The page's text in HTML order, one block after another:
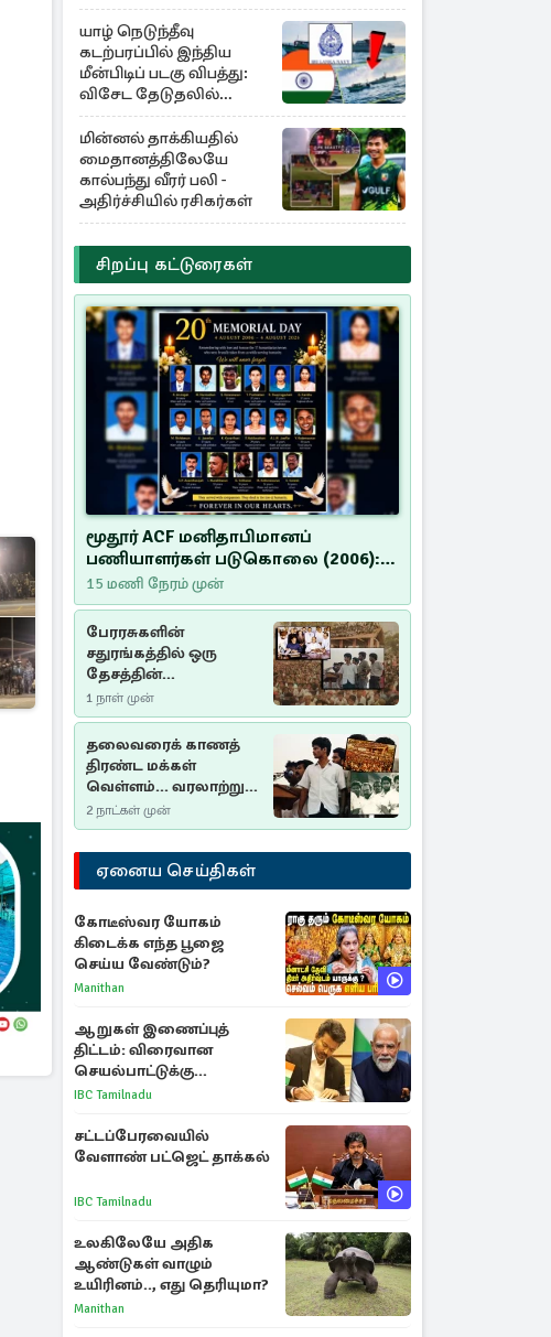
யாழ் நெடுந்தீவு
கடற்பரப்பில் இந்திய
மீன்பிடிப் படகு விபத்து:
விசேட தேடுதலில்
இலங்கை கடற்படை
மின்னல் தாக்கியதில்
மைதானத்திலேயே
கால்பந்து வீரர் பலி -
அதிர்ச்சியில் ரசிகர்கள்
சிறப்பு கட்டுரைகள்
மூதூர் ACF மனிதாபிமானப்
பணியாளர்கள் படுகொலை (2006):
20 ஆண்டுகளாகியும் நீதி
மறுக்கப்பட்ட மனிதாபிமானப்
பேரவலம்
15 மணி நேரம் முன்
பேரரசுகளின்
சதுரங்கத்தில் ஒரு
தேசத்தின்
தீர்க்கதரிசனம் :
சுதுமலை பிரகடனம்
ஒரு வரலாற்றுப் பாடம்
1 நாள் முன்
தலைவரைக் காணத்
திரண்ட மக்கள்
வெள்ளம்... வரலாற்றுச்
சிறப்புமிக்க சுதுமலைப்
பிரகடனம்…
2 நாட்கள் முன்
ஏனைய செய்திகள்
கோடீஸ்வர யோகம்
கிடைக்க எந்த பூஜை
செய்ய வேண்டும்?
Manithan
ஆறுகள் இணைப்புத்
திட்டம்: விரைவான
செயல்பாட்டுக்கு
பிரதமருக்கு முதலமைச்சர்
IBC Tamilnadu
சட்டப்பேரவையில்
வேளாண் பட்ஜெட் தாக்கல்
IBC Tamilnadu
உலகிலேயே அதிக
ஆண்டுகள் வாழும்
உயிரினம்.., எது தெரியுமா?
Manithan